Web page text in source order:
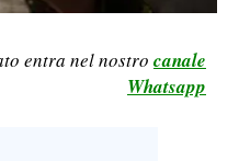
entra nel nostro canale
Whatsapp